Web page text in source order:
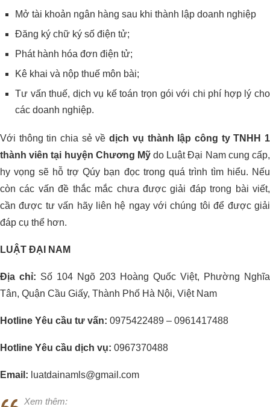
Mở tài khoản ngân hàng sau khi thành lập doanh nghiệp
Đăng ký chữ ký số điện tử;
Phát hành hóa đơn điện tử;
Kê khai và nộp thuế môn bài;
Tư vấn thuế, dịch vụ kế toán trọn gói với chi phí hợp lý cho
các doanh nghiệp.
Với thông tin chia sẻ vềdịch vụ thành lập công ty TNHH 1
thành viên tại huyện Chương Mỹdo Luật Đại Nam cung cấp,
hy vọng sẽ hỗ trợ Qúy bạn đọc trong quá trình tìm hiểu. Nếu
còn các vấn đề thắc mắc chưa được giải đáp trong bài viết,
cần được tư vấn hãy liên hệ ngay với chúng tôi để được giải
đáp cụ thể hơn.
LUẬT ĐẠI NAM
Địa chỉ: Số 104 Ngõ 203 Hoàng Quốc Việt, Phường Nghĩa
Tân, Quận Cầu Giấy, Thành Phố Hà Nội, Việt Nam
Hotline Yêu cầu tư vấn: 0975422489 – 0961417488
Hotline Yêu cầu dịch vụ: 0967370488
Email: luatdainamls@gmail.com
Xem thêm: